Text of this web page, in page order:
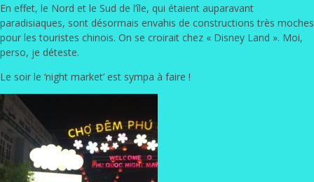
En effet, le Nord et le Sud de l’île, qui étaient auparavant
paradisiaques, sont désormais envahis de constructions très moches
pour les touristes chinois. On se croirait chez « Disney Land ». Moi,
perso, je déteste.
Le soir le ‘night market’ est sympa à faire !